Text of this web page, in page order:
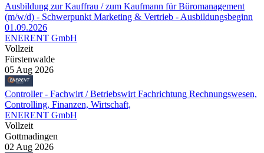
Ausbildung zur Kauffrau / zum Kaufmann für Büromanagement
(m/w/d) - Schwerpunkt Marketing & Vertrieb - Ausbildungsbeginn
01.09.2026
ENERENT GmbH
Vollzeit
Fürstenwalde
05 Aug 2026
Controller - Fachwirt / Betriebswirt Fachrichtung Rechnungswesen,
Controlling, Finanzen, Wirtschaft,
ENERENT GmbH
Vollzeit
Gottmadingen
02 Aug 2026